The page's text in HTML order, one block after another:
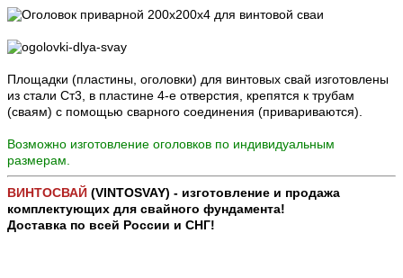
Площадки (пластины, оголовки) для винтовых свай изготовлены
из стали Ст3, в пластине 4-е отверстия, крепятся к трубам
(сваям) с помощью сварного соединения (привариваются).
Возможно изготовление оголовков по индивидуальным
размерам.
ВИНТОСВАЙ (VINTOSVAY) - изготовление и продажа
комплектующих для свайного фундамента!
Доставка по всей России и СНГ!